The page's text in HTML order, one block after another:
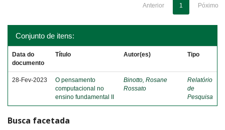
Anterior 1 Póximo
Conjunto de itens:
Data do
documento
Título Autor(es) Tipo
28-Fev-2023
O pensamento
computacional no
ensino fundamental II
Binotto, Rosane
Rossato
Relatório
de
Pesquisa
Busca facetada